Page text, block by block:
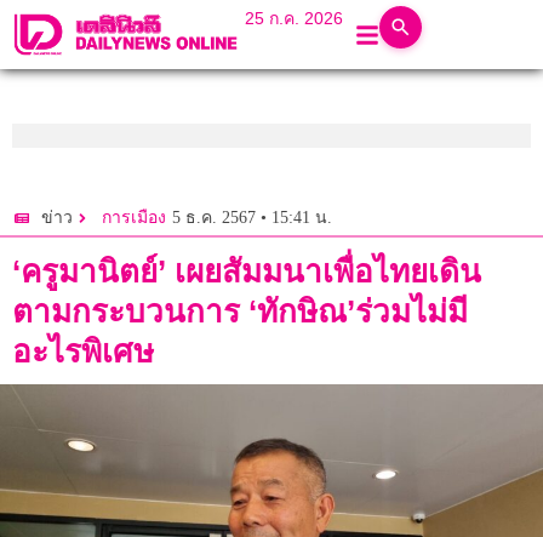
25 ก.ค. 2026
ข่าว การเมือง 5 ธ.ค. 2567 • 15:41 น.
‘ครูมานิตย์’ เผยสัมมนาเพื่อไทยเดิน
ตามกระบวนการ ‘ทักษิณ’ร่วมไม่มี
อะไรพิเศษ